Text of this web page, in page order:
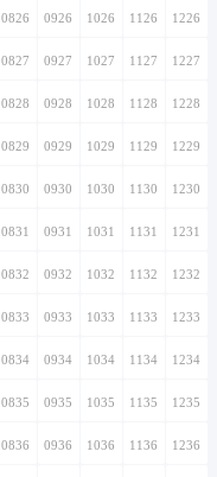
0826 0926 1026 1126 1226
0827 0927 1027 1127 1227
0828 0928 1028 1128 1228
0829 0929 1029 1129 1229
0830 0930 1030 1130 1230
0831 0931 1031 1131 1231
0832 0932 1032 1132 1232
0833 0933 1033 1133 1233
0834 0934 1034 1134 1234
0835 0935 1035 1135 1235
0836 0936 1036 1136 1236